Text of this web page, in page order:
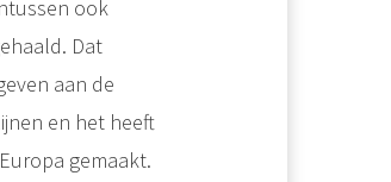
ook
Dat
aan de
en het heeft
gemaakt.